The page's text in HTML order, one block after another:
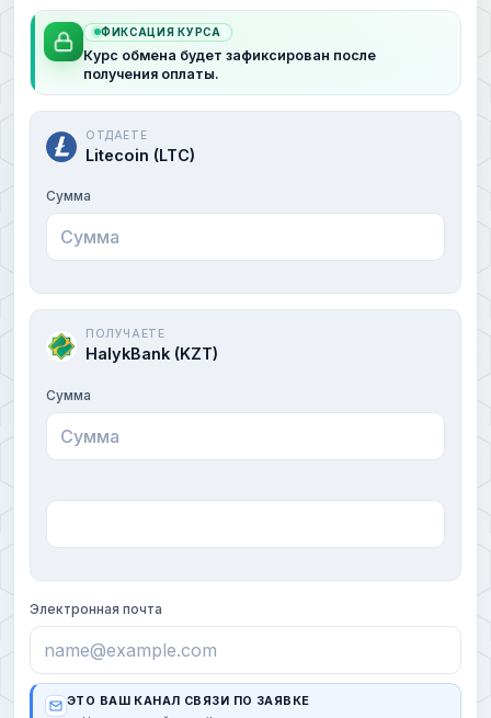
ФИКСАЦИЯ КУРСА
Курс обмена будет зафиксирован после
получения оплаты.
ОТДАЕТЕ
Litecoin (LTC)
Сумма
ПОЛУЧАЕТЕ
HalykBank (KZT)
Сумма
Электронная почта
ЭТО ВАШ КАНАЛ СВЯЗИ ПО ЗАЯВКЕ